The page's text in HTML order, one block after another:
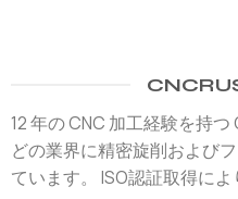
12 年の CNC 加工経験を持
どの業界に精密旋削および
ています。 ISO認証取得に